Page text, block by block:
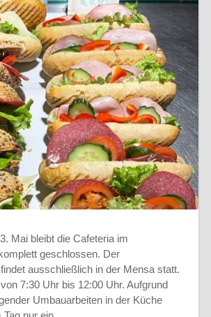
Mai bleibt die Cafeteria im
geschlossen. Der
ausschließlich in der Mensa statt.
7:30 Uhr bis 12:00 Uhr. Aufgrund
Umbauarbeiten in der Küche